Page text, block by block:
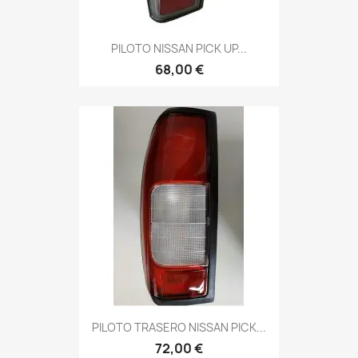
PILOTO NISSAN PICK UP...
68,00 €
PILOTO TRASERO NISSAN PICK...
72,00 €